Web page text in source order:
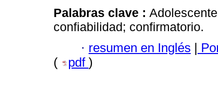
Palabras clave :
confiabilidad; confirmatorio.
· resumen en Inglés |
(
pdf )